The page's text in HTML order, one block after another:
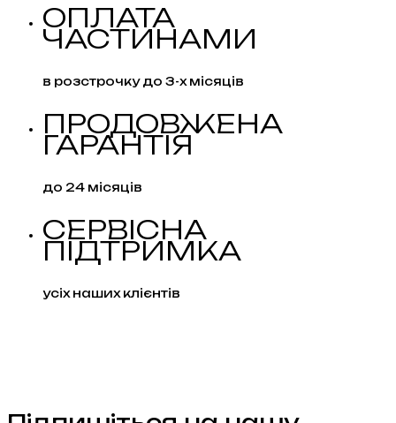
ОПЛАТА
ЧАСТИНАМИ
в розстрочку до 3-х місяців
ПРОДОВЖЕНА
ГАРАНТІЯ
до 24 місяців
СЕРВІСНА
ПІДТРИМКА
усіх наших клієнтів